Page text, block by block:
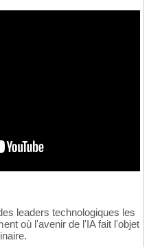
leaders technologiques les
où l'avenir de l'IA fait l'objet